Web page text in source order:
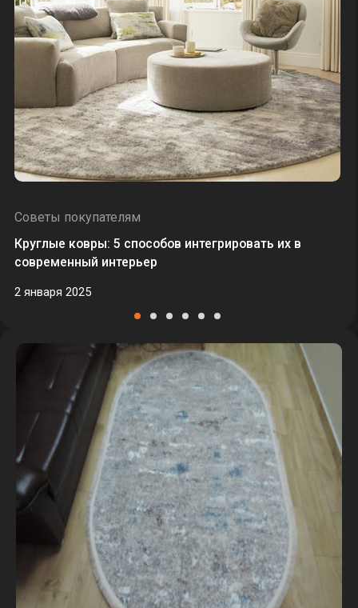
Советы покупателям
2 января 2025
Круглые ковры: 5 способов интегрировать их в
современный интерьер